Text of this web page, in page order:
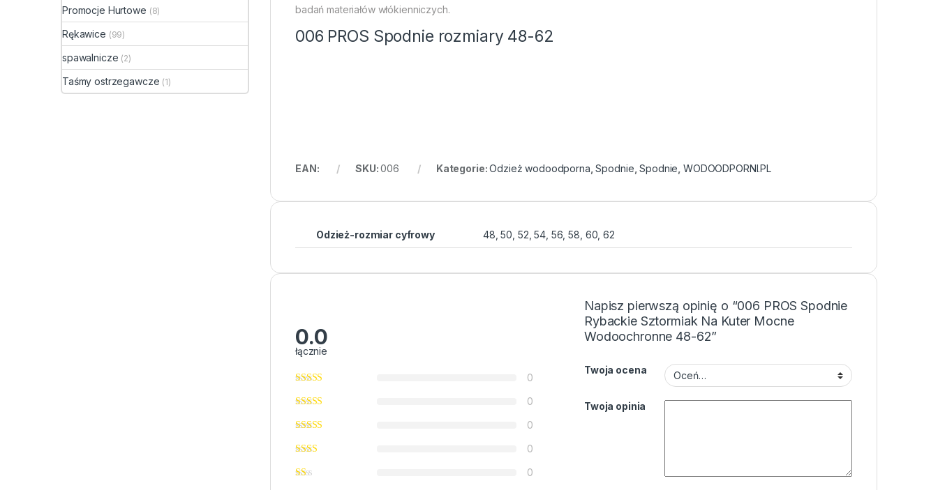
badań materiałów włókienniczych.
006 PROS Spodnie rozmiary 48-62
EAN: SKU:006 Kategorie:Odzież wodoodporna ,Spodnie ,Spodnie WODOODPORNI.PL
Odzież-rozmiar cyfrowy 48, 50, 52, 54, 56, 58, 60, 62
0.0
łącznie
0
0
0
0
0
Napisz pierwszą opinię o “006 PROS Spodnie
Rybackie Sztormiak Na Kuter Mocne
Wodoochronne 48-62”
Twoja ocena
Twoja opinia
Promocje Hurtowe (8)
Rękawice (99)
spawalnicze (2)
Taśmy ostrzegawcze (1)